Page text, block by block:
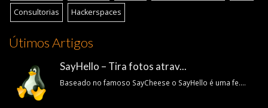
Consultorias Hackerspaces
Útimos Artigos
SayHello – Tira fotos atrav...
Baseado no famoso SayCheese o SayHello é uma fe....